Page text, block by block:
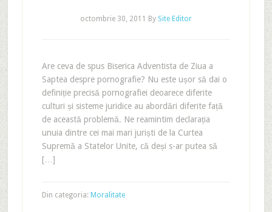
octombrie 30, 2011 By Site Editor
Are ceva de spus Biserica Adventista de Ziua a
Saptea despre pornografie? Nu este ușor să dai o
definiție precisă pornografiei deoarece diferite
culturi și sisteme juridice au abordări diferite față
de această problemă. Ne reamintim declarația
unuia dintre cei mai mari juriști de la Curtea
Supremă a Statelor Unite, că deși s-ar putea să
[…]
Din categoria: Moralitate